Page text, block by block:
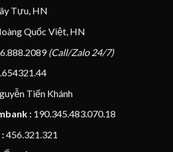
Tựu, HN
Quốc Việt, HN
(Call/Zalo 24/7)
Tiến Khánh
:190.345.483.070.18
456.321.321